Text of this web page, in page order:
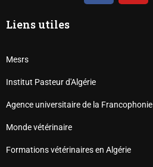
Liens utiles
Mesrs
Institut Pasteur d'Algérie
Agence universitaire de la Francophonie
Monde vétérinaire
Formations vétérinaires en Algérie